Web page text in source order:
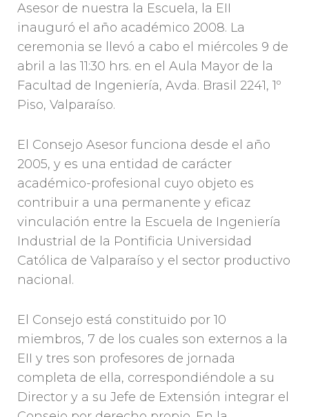
Asesor de nuestra la Escuela, la EII
inauguró el año académico 2008. La
ceremonia se llevó a cabo el miércoles 9 de
abril a las 11:30 hrs. en el Aula Mayor de la
Facultad de Ingeniería, Avda. Brasil 2241, 1º
Piso, Valparaíso.
El Consejo Asesor funciona desde el año
2005, y es una entidad de carácter
académico-profesional cuyo objeto es
contribuir a una permanente y eficaz
vinculación entre la Escuela de Ingeniería
Industrial de la Pontificia Universidad
Católica de Valparaíso y el sector productivo
nacional.
El Consejo está constituido por 10
miembros, 7 de los cuales son externos a la
EII y tres son profesores de jornada
completa de ella, correspondiéndole a su
Director y a su Jefe de Extensión integrar el